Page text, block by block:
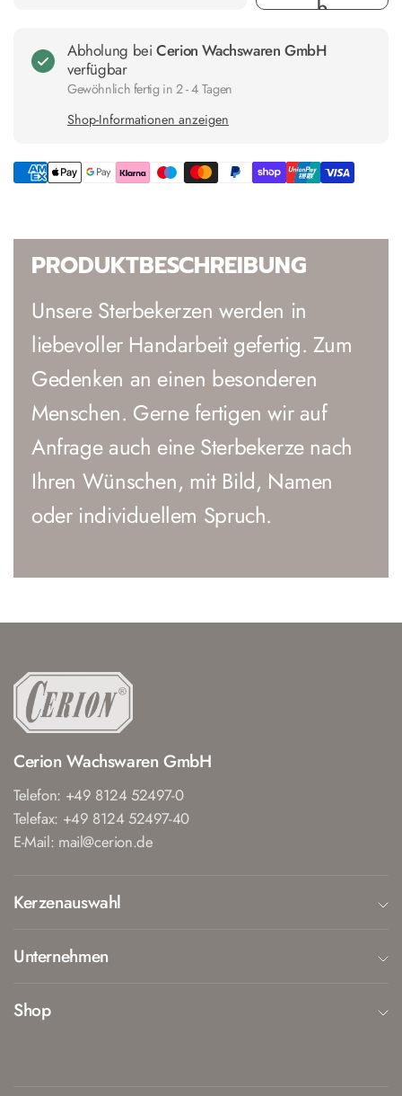
b
Abholung beiCerion Wachswaren GmbH
verfügbar
Gewöhnlich fertig in 2 - 4 Tagen
Shop-Informationen anzeigen
PRODUKTBESCHREIBUNG
Unsere Sterbekerzen werden in
liebevoller Handarbeit gefertig. Zum
Gedenken an einen besonderen
Menschen. Gerne fertigen wir auf
Anfrage auch eine Sterbekerze nach
Ihren Wünschen, mit Bild, Namen
oder individuellem Spruch.
Cerion Wachswaren GmbH
Telefon: +49 8124 52497-0
Telefax: +49 8124 52497-40
E-Mail: mail@cerion.de
Kerzenauswahl
Unternehmen
Shop